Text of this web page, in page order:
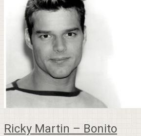
Ricky Martin – Bonito